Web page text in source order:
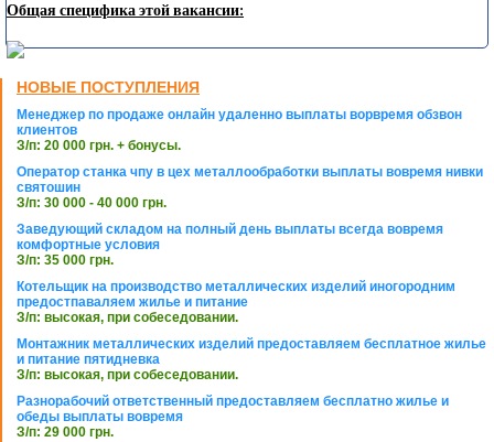
Общая специфика этой вакансии:
НОВЫЕ ПОСТУПЛЕНИЯ
Менеджер по продаже онлайн удаленно выплаты ворвремя обзвон
клиентов
З/п: 20 000 грн. + бонусы.
Оператор станка чпу в цех металлообработки выплаты вовремя нивки
святошин
З/п: 30 000 - 40 000 грн.
Заведующий складом на полный день выплаты всегда вовремя
комфортные условия
З/п: 35 000 грн.
Котельщик на производство металлических изделий иногородним
предостпаваляем жилье и питание
З/п: высокая, при собеседовании.
Монтажник металлических изделий предоставляем бесплатное жилье
и питание пятидневка
З/п: высокая, при собеседовании.
Разнорабочий ответственный предоставляем бесплатно жилье и
обеды выплаты вовремя
З/п: 29 000 грн.